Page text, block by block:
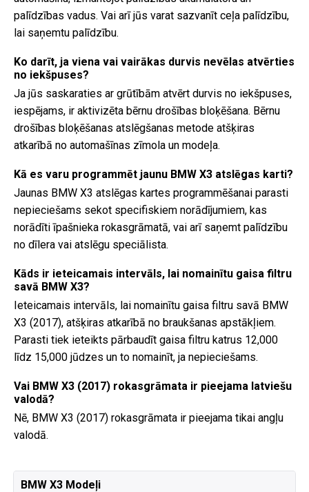
palīdzības vadus. Vai arī jūs varat sazvanīt ceļa palīdzību,
lai saņemtu palīdzību.
Ko darīt, ja viena vai vairākas durvis nevēlas atvērties
no iekšpuses?
Ja jūs saskaraties ar grūtībām atvērt durvis no iekšpuses,
iespējams, ir aktivizēta bērnu drošības bloķēšana. Bērnu
drošības bloķēšanas atslēgšanas metode atšķiras
atkarībā no automašīnas zīmola un modeļa.
Kā es varu programmēt jaunu BMW X3 atslēgas karti?
Jaunas BMW X3 atslēgas kartes programmēšanai parasti
nepieciešams sekot specifiskiem norādījumiem, kas
norādīti īpašnieka rokasgrāmatā, vai arī saņemt palīdzību
no dīlera vai atslēgu speciālista.
Kāds ir ieteicamais intervāls, lai nomainītu gaisa filtru
savā BMW X3?
Ieteicamais intervāls, lai nomainītu gaisa filtru savā BMW
X3 (2017), atšķiras atkarībā no braukšanas apstākļiem.
Parasti tiek ieteikts pārbaudīt gaisa filtru katrus 12,000
līdz 15,000 jūdzes un to nomainīt, ja nepieciešams.
Vai BMW X3 (2017) rokasgrāmata ir pieejama latviešu
valodā?
Nē, BMW X3 (2017) rokasgrāmata ir pieejama tikai angļu
valodā.
BMW X3 Modeļi